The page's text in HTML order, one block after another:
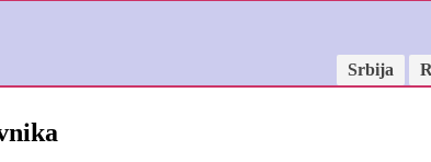
Srbija